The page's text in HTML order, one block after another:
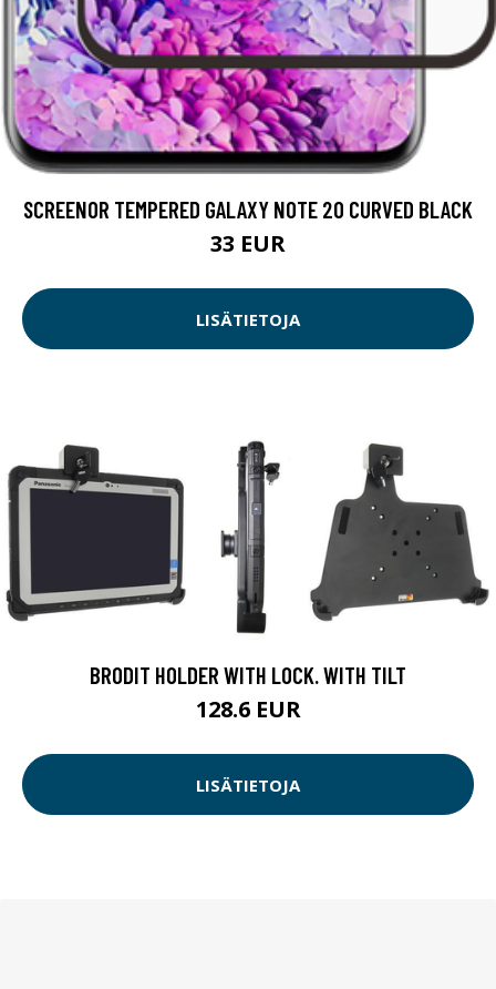
SCREENOR TEMPERED GALAXY NOTE 20 CURVED BLACK
33 EUR
LISÄTIETOJA
BRODIT HOLDER WITH LOCK. WITH TILT
128.6 EUR
LISÄTIETOJA